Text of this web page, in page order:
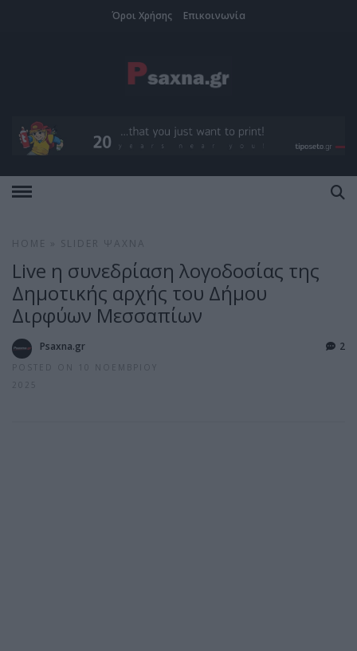
Όροι Χρήσης Επικοινωνία
HOME SLIDER ΨΑΧΝΆ
Live η συνεδρίαση λογοδοσίας της
Δημοτικής αρχής του Δήμου
Διρφύων Μεσσαπίων
Psaxna.gr
POSTED ON 10 ΝΟΕΜΒΡΊΟΥ
2025
2